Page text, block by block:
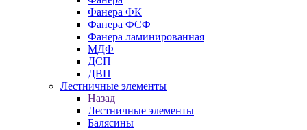
Фанера ФК
Фанера ФСФ
Фанера ламинированная
МДФ
ДСП
ДВП
Лестничные элементы
Назад
Лестничные элементы
Балясины